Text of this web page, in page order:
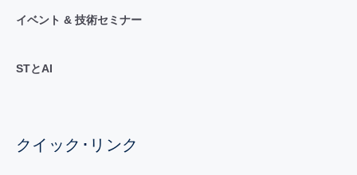
イベント & 技術セミナー
STとAI
クイック･リンク